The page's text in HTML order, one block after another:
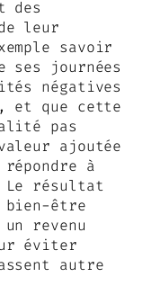
des
leur
savoir
ses journées
négatives
et que cette
pas
ajoutée
à
résultat
être
revenu
éviter
autre